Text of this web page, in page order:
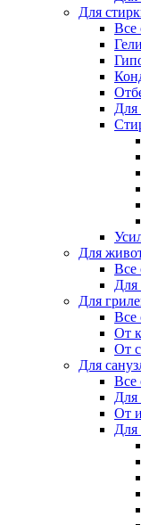
Для
Все
Гели
Для
Для
Все
Для
Для
Все
От
От
Для
Все
Для
От
Для